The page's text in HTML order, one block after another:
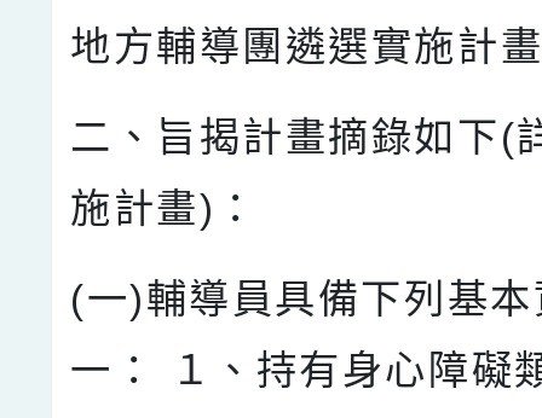
地方輔導團遴選實施計
二、旨揭計畫摘錄如下(
施計畫)：
(一)輔導員具備下列基
一： １、持有身心障礙